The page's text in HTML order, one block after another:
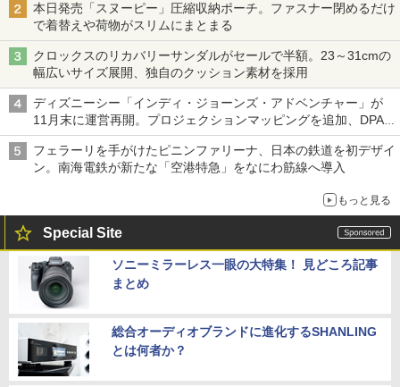
本日発売「スヌーピー」圧縮収納ポーチ。ファスナー閉めるだけ
で着替えや荷物がスリムにまとまる
クロックスのリカバリーサンダルがセールで半額。23～31cmの
幅広いサイズ展開、独自のクッション素材を採用
ディズニーシー「インディ・ジョーンズ・アドベンチャー」が
11月末に運営再開。プロジェクションマッピングを追加、DPA
は1500円
フェラーリを手がけたピニンファリーナ、日本の鉄道を初デザイ
ン。南海電鉄が新たな「空港特急」をなにわ筋線へ導入
もっと見る
Special Site
ソニーミラーレス一眼の大特集！ 見どころ記事
まとめ
総合オーディオブランドに進化するSHANLING
とは何者か？